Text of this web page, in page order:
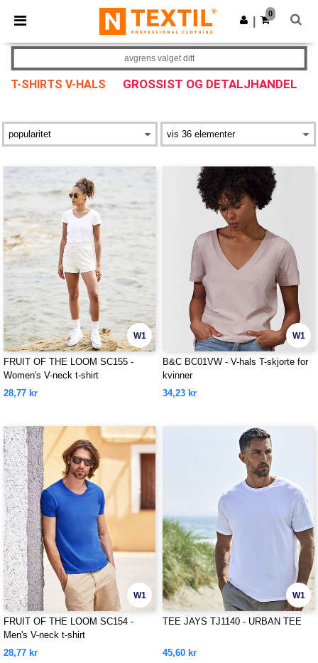
× Ntextil-app
Bedre priser i appen!
Last ned app
0
T-SHIRTS V-HALS GROSSIST OG DETALJHANDEL
avgrens valget ditt
W1
FRUIT OF THE LOOM SC155 -
Women's V-neck t-shirt
28,77 kr
W1
B&C BC01VW - V-hals T-skjorte for
kvinner
34,23 kr
W1
FRUIT OF THE LOOM SC154 -
Men's V-neck t-shirt
28,77 kr
W1
TEE JAYS TJ1140 - URBAN TEE
45,60 kr